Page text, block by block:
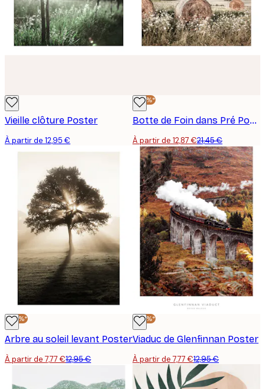
Vieille clôture Poster
À partir de 12,95 €
-40%*
Botte de Foin dans Pré Poster
À partir de 12,87 €21,45 €
-40%*
Arbre au soleil levant Poster
À partir de 7,77 €12,95 €
-40%*
Viaduc de Glenfinnan Poster
À partir de 7,77 €12,95 €